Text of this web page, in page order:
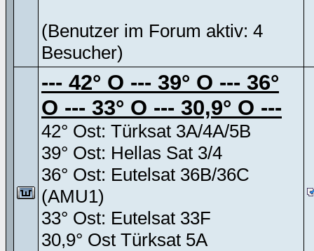
(Benutzer im Forum aktiv: 4
Besucher)
--- 42° O --- 39° O --- 36°
O --- 33° O --- 30,9° O ---
42° Ost: Türksat 3A/4A/5B
39° Ost: Hellas Sat 3/4
36° Ost: Eutelsat 36B/36C
(AMU1)
33° Ost: Eutelsat 33F
30,9° Ost Türksat 5A